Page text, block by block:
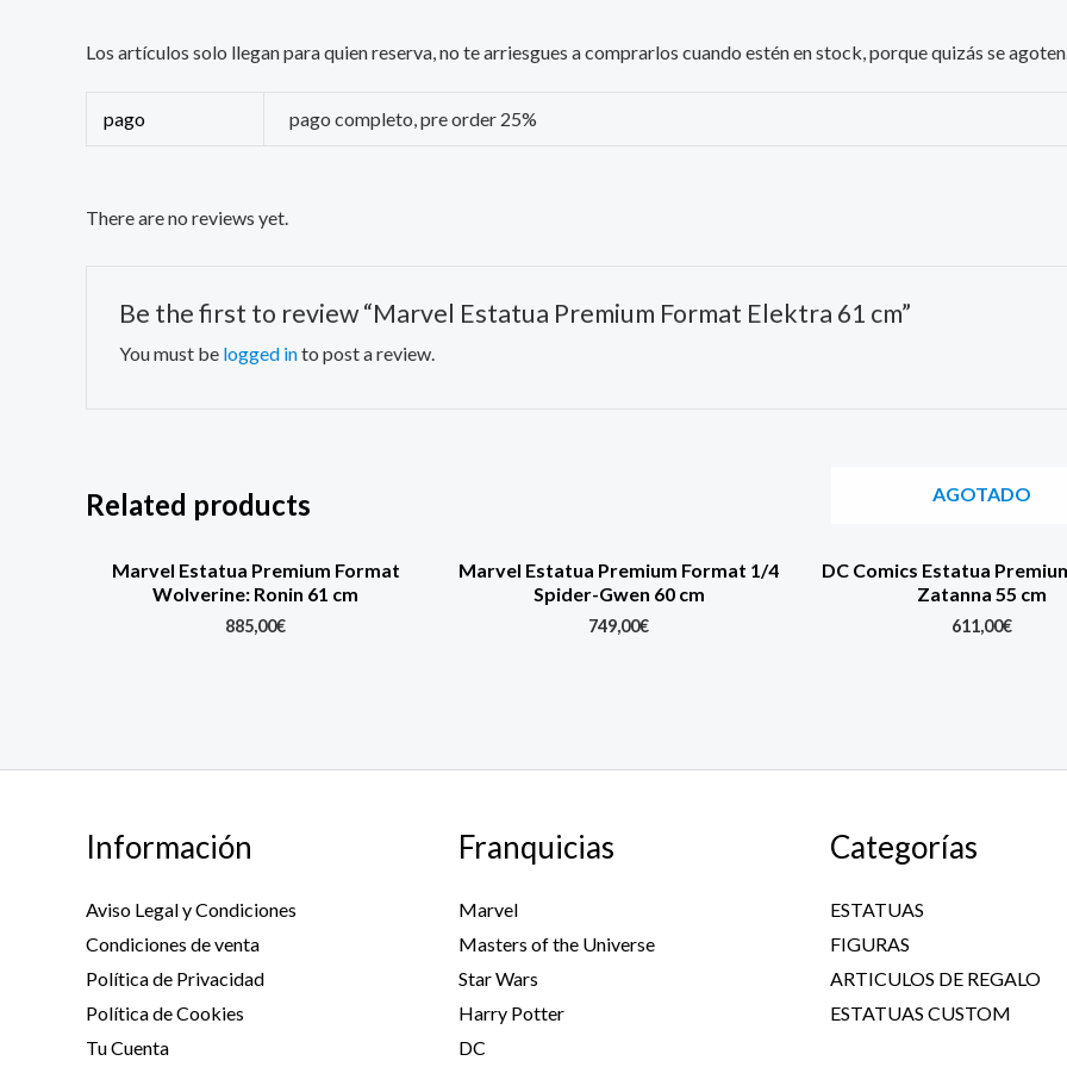
Los artículos solo llegan para quien reserva, no te arriesgues a comprarlos cuando estén en stock, porque quizás se
pago pago completo, pre order 25%
There are no reviews yet.
Be the first to review “Marvel Estatua Premium Format Elektra 61 cm”
You must be logged into post a review.
Related products
Marvel Estatua Premium Format
Wolverine: Ronin 61 cm
885,00€
Marvel Estatua Premium Format 1/4
Spider-Gwen 60 cm
749,00€
AGOTADO
DC Comics Estatua
Zatanna 55 cm
611,00€
Información
Aviso Legal y Condiciones
Condiciones de venta
Política de Privacidad
Política de Cookies
Tu Cuenta
Franquicias
Marvel
Masters of the Universe
Star Wars
Harry Potter
DC
Categorías
ESTATUAS
FIGURAS
ARTICULOS DE REGALO
ESTATUAS CUSTOM